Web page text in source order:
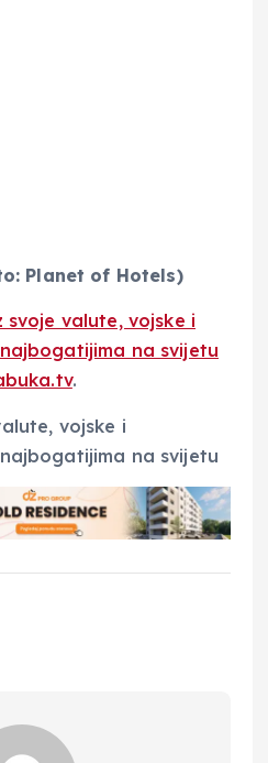
Planet of Hotels)
svoje valute, vojske i
na svijetu
.